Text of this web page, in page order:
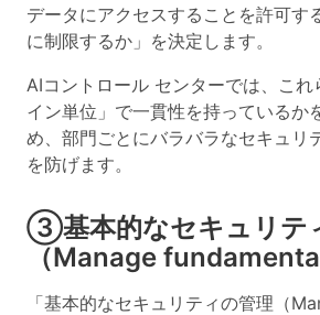
データにアクセスすることを許可す
に制限するか」を決定します。
AIコントロール センターでは、これ
イン単位」で一貫性を持っているか
め、部門ごとにバラバラなセキュリ
を防げます。
③基本的なセキュリテ
（Manage
「基本的なセキュリティの管理（